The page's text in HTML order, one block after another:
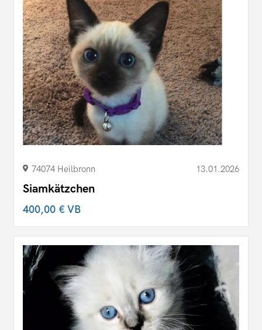
74074 Heilbronn 13.01.2026
Siamkätzchen
400,00 €VB